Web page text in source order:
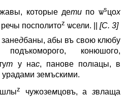
жавы, которые дети по ѡsцох
посполитоz ѡсели. ||[С. 3]
дбаны, абы въ свою клюбу
конюшого,
т y нас, панове полıaцы, в
yрадами земъскими.
z чужоземцовъ, а звлаща